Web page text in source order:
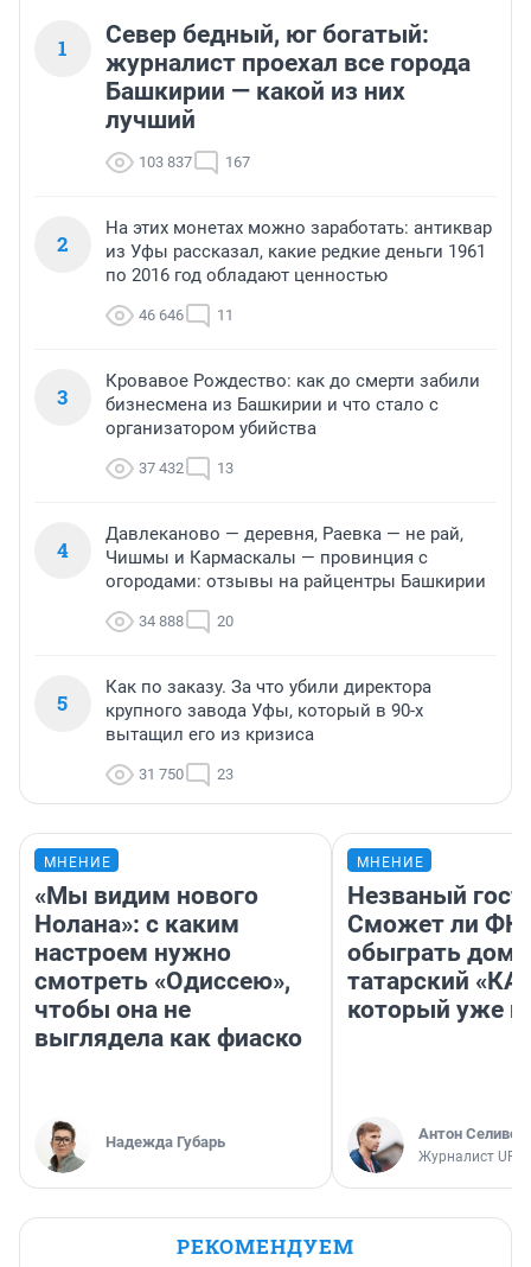
1
Север бедный, юг богатый:
журналист проехал все города
Башкирии — какой из них
лучший
103 837 167
2
На этих монетах можно заработать: антиквар
из Уфы рассказал, какие редкие деньги 1961
по 2016 год обладают ценностью
46 646 11
3
Кровавое Рождество: как до смерти забили
бизнесмена из Башкирии и что стало с
организатором убийства
37 432 13
4
Давлеканово — деревня, Раевка — не рай,
Чишмы и Кармаскалы — провинция с
огородами: отзывы на райцентры Башкирии
34 888 20
5
Как по заказу. За что убили директора
крупного завода Уфы, который в 90-х
вытащил его из кризиса
31 750 23
МНЕНИЕ
«Мы видим нового
Нолана»: с каким
настроем нужно
смотреть «Одиссею»,
чтобы она не
выглядела как фиаско
Надежда Губарь
МНЕНИЕ
Незваный
Сможет ли ФК
обыграть дома
татарский
который уже
Антон
Журналист
РЕКОМЕНДУЕМ